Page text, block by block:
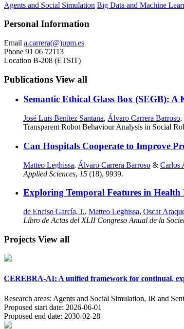
Agents and Social Simulation Big Data and Machine
Personal Information
Email a.carrera(@)upm.es
Phone 91 06 72113
Location B-208 (ETSIT)
Publications View all
Semantic Ethical Glass Box (SEGB):
José Luis Benítez Santana, Álvaro Carrera Barroso,
Transparent Robot Behaviour Analysis in Social
Can Hospitals Cooperate to Improve
Matteo Leghissa, Álvaro Carrera Barroso & Carlos
Applied Sciences, 15 (18), 9939.
Exploring Temporal Features in
de Enciso García, J., Matteo Leghissa, Oscar
Libro de Actas del XLII Congreso Anual de la
Projects View all
CEREBRA-AI: A unified framework for continual,
Research areas: Agents and Social Simulation, IR and
Proposed start date: 2026-06-01
Proposed end date: 2030-02-28